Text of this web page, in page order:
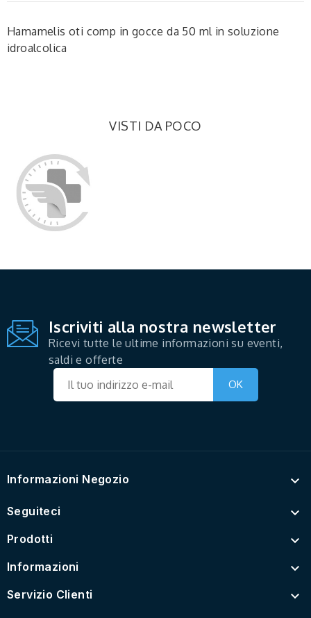
Hamamelis oti comp in gocce da 50 ml in soluzione
idroalcolica
VISTI DA POCO
Iscriviti alla nostra newsletter
Ricevi tutte le ultime informazioni su eventi,
saldi e offerte
Informazioni Negozio 
Seguiteci 
Prodotti 
Informazioni 
Servizio Clienti 